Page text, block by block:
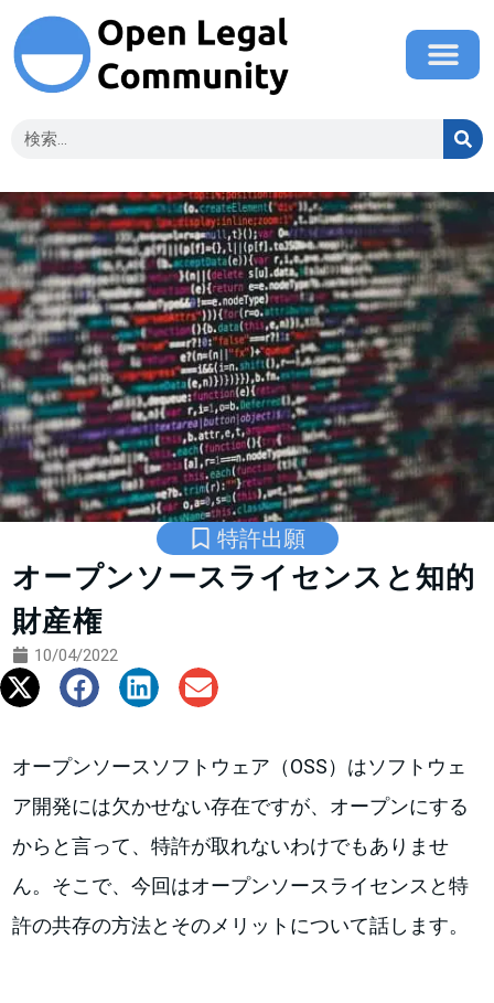
特許出願
オープンソースライセンスと知的
財産権
10/04/2022
オープンソースソフトウェア（OSS）はソフトウェ
ア開発には欠かせない存在ですが、オープンにする
からと言って、特許が取れないわけでもありませ
ん。そこで、今回はオープンソースライセンスと特
許の共存の方法とそのメリットについて話します。